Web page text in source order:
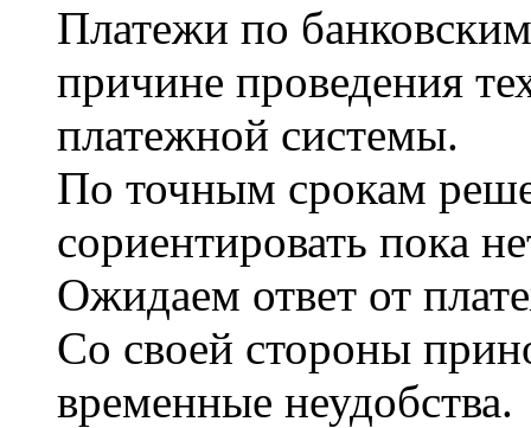
Платежи по
причине проведения
платежной системы.
По точным срокам
сориентировать пока
Ожидаем ответ от
Со своей стороны
временные неудобства.